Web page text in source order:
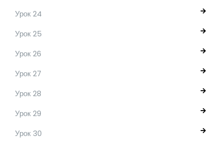
Урок 24
Урок 25
Урок 26
Урок 27
Урок 28
Урок 29
Урок 30